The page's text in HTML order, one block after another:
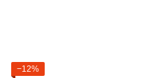
−12%